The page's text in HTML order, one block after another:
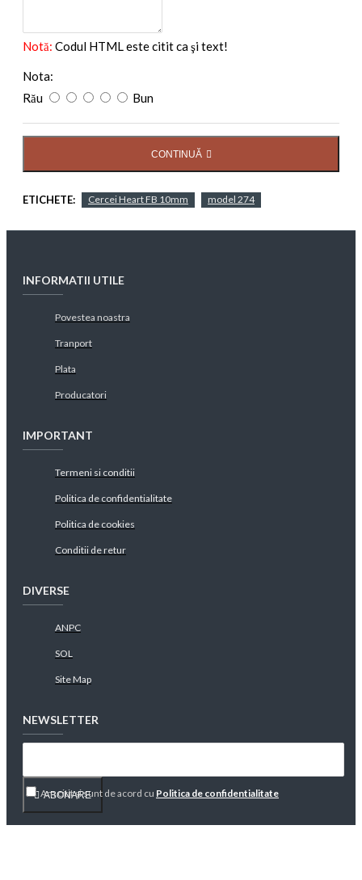
Notă: Codul HTML este citit ca şi text!
Nota:
Rău
Bun
CONTINUĂ
ETICHETE: Cercei Heart FB 10mm model 274
INFORMATII UTILE
Povestea noastra
Tranport
Plata
Producatori
IMPORTANT
Termeni si conditii
Politica de confidentialitate
Politica de cookies
Conditii de retur
DIVERSE
ANPC
SOL
Site Map
NEWSLETTER
ABONARE
Am citit şi sunt de acord cu Politica de confidentialitate